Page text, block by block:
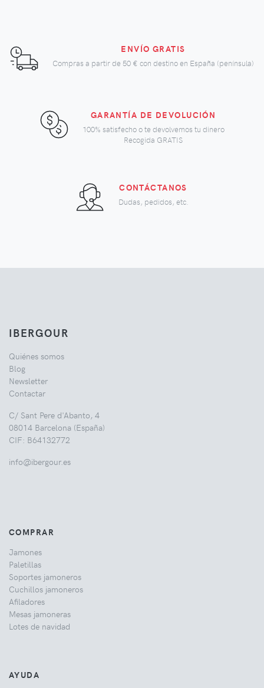
ENVÍO GRATIS
Compras a partir de 50 € con destino en España (península)
GARANTÍA DE DEVOLUCIÓN
100% satisfecho o te devolvemos tu dinero
Recogida GRATIS
CONTÁCTANOS
Dudas, pedidos, etc.
IBERGOUR
Quiénes somos
Blog
Newsletter
Contactar
C/ Sant Pere d'Abanto, 4
08014 Barcelona (España)
CIF: B64132772
info@ibergour.es
COMPRAR
Jamones
Paletillas
Soportes jamoneros
Cuchillos jamoneros
Afiladores
Mesas jamoneras
Lotes de navidad
AYUDA